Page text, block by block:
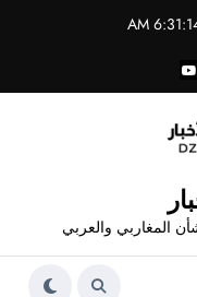
6:31:15
المغاربي والعربي